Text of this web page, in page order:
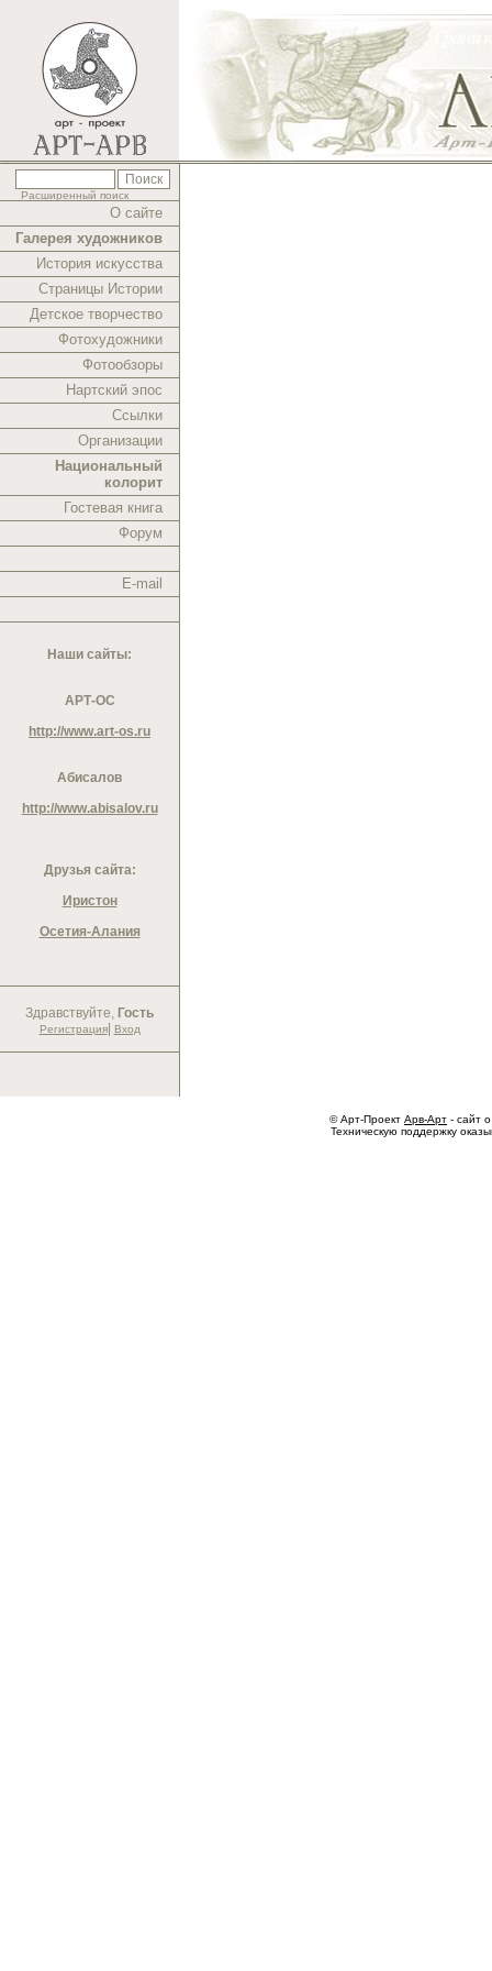
Расширенный поиск
О сайте
Галерея художников
История искусства
Страницы Истории
Детское творчество
Фотохудожники
Фотообзоры
Нартский эпос
Ссылки
Организации
Национальный
колорит
Гостевая книга
Форум
E-mail
Наши сайты:
АРТ-ОС
http://www.art-os.ru
Абисалов
http://www.abisalov.ru
Друзья сайта:
Иристон
Осетия-Алания
Здравствуйте, Гость
Регистрация| Вход
© Арт-Проект Арв-Арт - сайт
Техническую поддержку